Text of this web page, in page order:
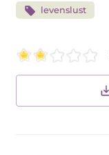
levenslust